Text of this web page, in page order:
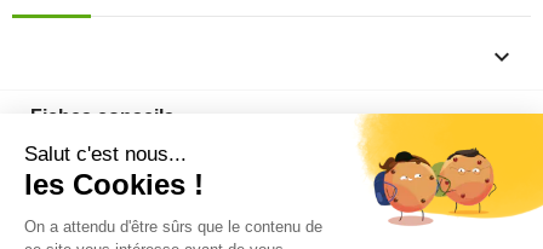

Fiches conseils

Insecte